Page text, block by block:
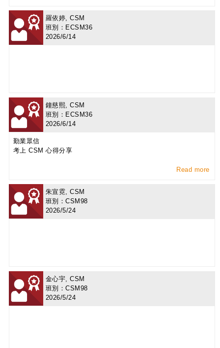
羅依婷, CSM
班別：ECSM36
2026/6/14
鐘慈熙, CSM
班別：ECSM36
2026/6/14
勤業眾信
考上 CSM 心得分享
Read more
朱宣霓, CSM
班別：CSM98
2026/5/24
金心宇, CSM
班別：CSM98
2026/5/24